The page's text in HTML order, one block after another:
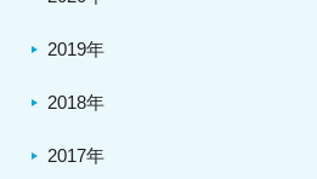
2019年
2018年
2017年